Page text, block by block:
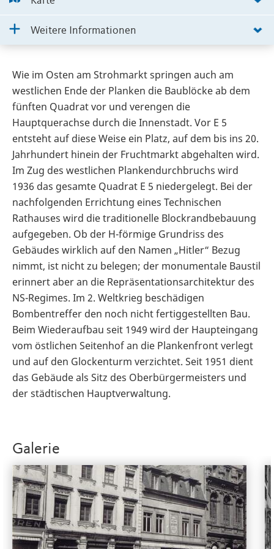
Weitere Informationen
Wie im Osten am Strohmarkt springen auch am
westlichen Ende der Planken die Baublöcke ab dem
fünften Quadrat vor und verengen die
Hauptquerachse durch die Innenstadt. Vor E 5
entsteht auf diese Weise ein Platz, auf dem bis ins 20.
Jahrhundert hinein der Fruchtmarkt abgehalten wird.
Im Zug des westlichen Plankendurchbruchs wird
1936 das gesamte Quadrat E 5 niedergelegt. Bei der
nachfolgenden Errichtung eines Technischen
Rathauses wird die traditionelle Blockrandbebauung
aufgegeben. Ob der H-förmige Grundriss des
Gebäudes wirklich auf den Namen „Hitler“ Bezug
nimmt, ist nicht zu belegen; der monumentale Baustil
erinnert aber an die Repräsentationsarchitektur des
NS-Regimes. Im 2. Weltkrieg beschädigen
Bombentreffer den noch nicht fertiggestellten Bau.
Beim Wiederaufbau seit 1949 wird der Haupteingang
vom östlichen Seitenhof an die Plankenfront verlegt
und auf den Glockenturm verzichtet. Seit 1951 dient
das Gebäude als Sitz des Oberbürgermeisters und
der städtischen Hauptverwaltung.
Galerie